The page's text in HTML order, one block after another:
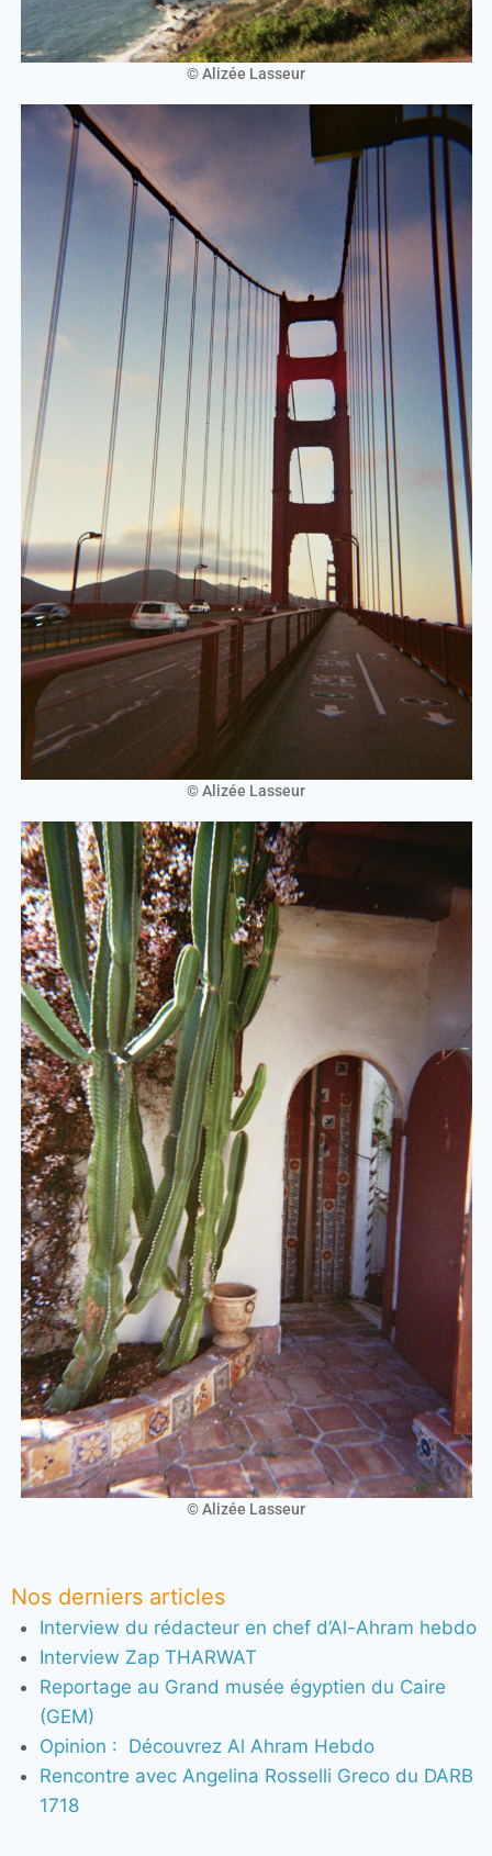
© Alizée Lasseur
© Alizée Lasseur
© Alizée Lasseur
Nos derniers articles
Interview du rédacteur en chef d’Al-Ahram hebdo
Interview Zap THARWAT
Reportage au Grand musée égyptien du Caire
(GEM)
Opinion : Découvrez Al Ahram Hebdo
Rencontre avec Angelina Rosselli Greco du DARB
1718